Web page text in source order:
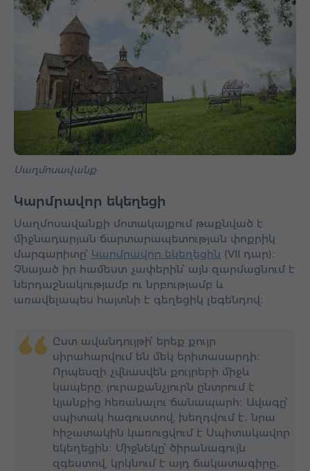
Սաղմոսավանք
Կարմրավոր եկեղեցի
Սաղմոսավանքի մոտակայքում թաքնված է
միջնադարյան ճարտարապետության փոքրիկ
մարգարիտը՝ Կարմրավոր եկեղեցին (VII դար)։
Չնայած իր համեստ չափերին՝ այն զարմացնում է
ներդաշնակությամբ ու նրբությամբ և
առավելապես հայտնի է գեղեցիկ լեգենդով։
Ըստ ավանդույթի՝ երեք քույր
սիրահարվում են մեկ երիտասարդի։
Որպեսզի չվնասվեն քույրերի միջև
կապերը, յուրաքանչյուրն ընտրում է
կյանքից հեռանալու ճանապարհ։ Ավագը՝
սպիտակ հագուստով, խեղդվում է․ նրա
հիշատակին կառուցվում է Սպիտակավոր
եկեղեցին։ Միջնեկը՝ ծիրանագույն
զգեստով, կրկնում է այդ ճակատագիրը․